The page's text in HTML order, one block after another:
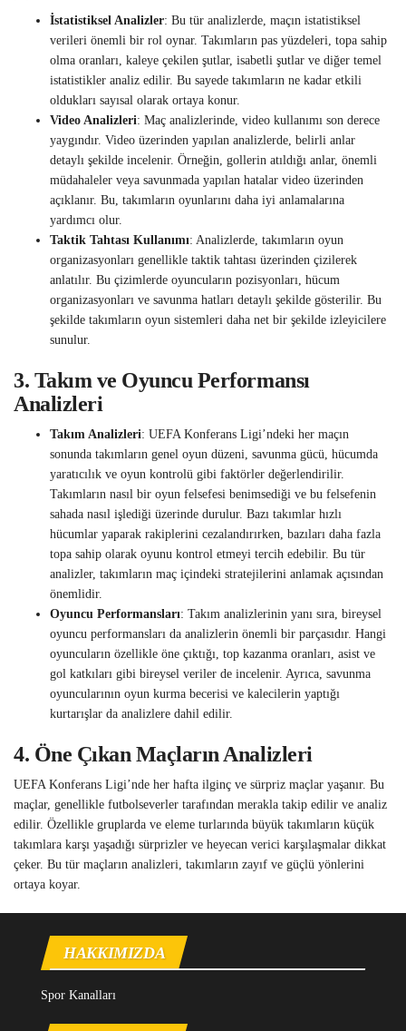
İstatistiksel Analizler: Bu tür analizlerde, maçın istatistiksel
verileri önemli bir rol oynar. Takımların pas yüzdeleri, topa sahip
olma oranları, kaleye çekilen şutlar, isabetli şutlar ve diğer temel
istatistikler analiz edilir. Bu sayede takımların ne kadar etkili
oldukları sayısal olarak ortaya konur.
Video Analizleri: Maç analizlerinde, video kullanımı son derece
yaygındır. Video üzerinden yapılan analizlerde, belirli anlar
detaylı şekilde incelenir. Örneğin, gollerin atıldığı anlar, önemli
müdahaleler veya savunmada yapılan hatalar video üzerinden
açıklanır. Bu, takımların oyunlarını daha iyi anlamalarına
yardımcı olur.
Taktik Tahtası Kullanımı: Analizlerde, takımların oyun
organizasyonları genellikle taktik tahtası üzerinden çizilerek
anlatılır. Bu çizimlerde oyuncuların pozisyonları, hücum
organizasyonları ve savunma hatları detaylı şekilde gösterilir. Bu
şekilde takımların oyun sistemleri daha net bir şekilde izleyicilere
sunulur.
3. Takım ve Oyuncu Performansı
Analizleri
Takım Analizleri: UEFA Konferans Ligi’ndeki her maçın
sonunda takımların genel oyun düzeni, savunma gücü, hücumda
yaratıcılık ve oyun kontrolü gibi faktörler değerlendirilir.
Takımların nasıl bir oyun felsefesi benimsediği ve bu felsefenin
sahada nasıl işlediği üzerinde durulur. Bazı takımlar hızlı
hücumlar yaparak rakiplerini cezalandırırken, bazıları daha fazla
topa sahip olarak oyunu kontrol etmeyi tercih edebilir. Bu tür
analizler, takımların maç içindeki stratejilerini anlamak açısından
önemlidir.
Oyuncu Performansları: Takım analizlerinin yanı sıra, bireysel
oyuncu performansları da analizlerin önemli bir parçasıdır. Hangi
oyuncuların özellikle öne çıktığı, top kazanma oranları, asist ve
gol katkıları gibi bireysel veriler de incelenir. Ayrıca, savunma
oyuncularının oyun kurma becerisi ve kalecilerin yaptığı
kurtarışlar da analizlere dahil edilir.
4. Öne Çıkan Maçların Analizleri
UEFA Konferans Ligi’nde her hafta ilginç ve sürpriz maçlar yaşanır. Bu
maçlar, genellikle futbolseverler tarafından merakla takip edilir ve analiz
edilir. Özellikle gruplarda ve eleme turlarında büyük takımların küçük
takımlara karşı yaşadığı sürprizler ve heyecan verici karşılaşmalar dikkat
çeker. Bu tür maçların analizleri, takımların zayıf ve güçlü yönlerini
ortaya koyar.
HAKKIMIZDA
Spor Kanalları